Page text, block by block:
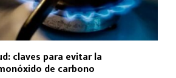
claves para evitar la
de carbono